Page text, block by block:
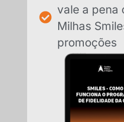
vale a pena
Milhas
promoções